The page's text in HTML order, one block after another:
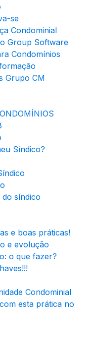
se
Condominial
Group Software
Condomínios
Grupo CM
Síndico?
do síndico
e boas práticas!
e evolução
o que fazer?
Condominial
esta prática no